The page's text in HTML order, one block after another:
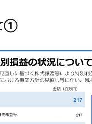
①